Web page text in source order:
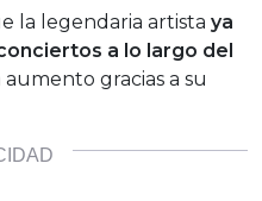
la legendaria artista ya
a lo largo del
gracias a su